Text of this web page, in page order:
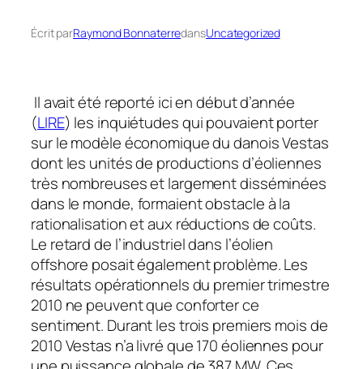
Écrit parRaymond BonnaterredansUncategorized
Il avait été reporté ici en début d’année
(LIRE) les inquiétudes qui pouvaient porter
sur le modèle économique du danois Vestas
dont les unités de productions d’éoliennes
très nombreuses et largement disséminées
dans le monde, formaient obstacle à la
rationalisation et aux réductions de coûts.
Le retard de l’industriel dans l’éolien
offshore posait également problème. Les
résultats opérationnels du premier trimestre
2010 ne peuvent que conforter ce
sentiment. Durant les trois premiers mois de
2010 Vestas n’a livré que 170 éoliennes pour